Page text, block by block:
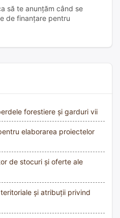
să te anunțăm când se
de finanțare pentru
forestiere și garduri vii
elaborarea proiectelor
de stocuri și oferte ale
și atribuții privind